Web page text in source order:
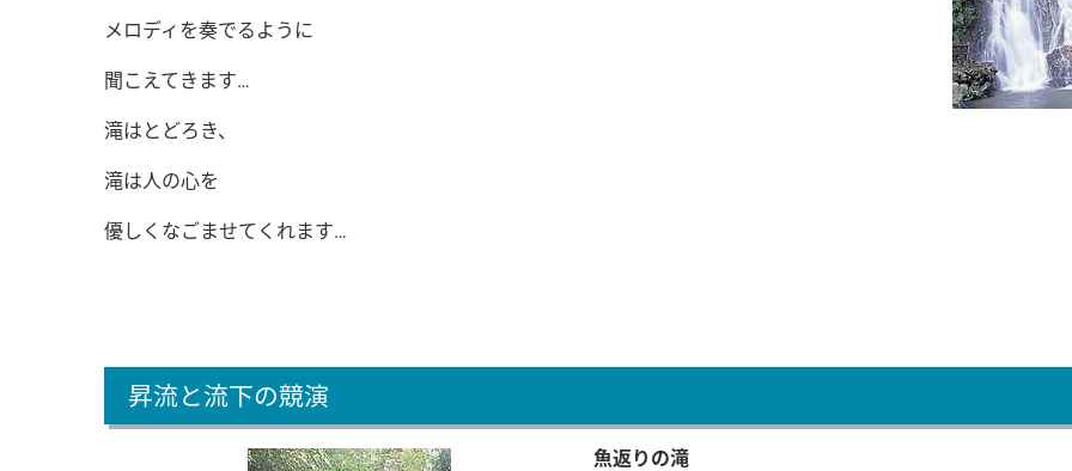
メロディを奏でるように
聞こえてきます…
滝はとどろき、
滝は人の心を
優しくなごませてくれます…
昇流と流下の競演
魚返りの滝